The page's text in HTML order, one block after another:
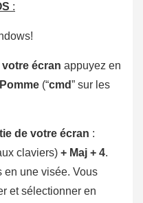
:
votre écran appuyez en
Pomme (“cmd” sur les
de votre écran :
claviers) + Maj + 4.
en une visée. Vous
et sélectionner en